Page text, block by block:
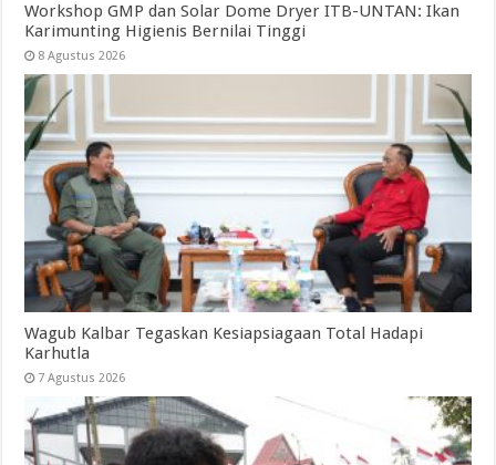
Workshop GMP dan Solar Dome Dryer ITB-UNTAN: Ikan
Karimunting Higienis Bernilai Tinggi
8 Agustus 2026
Wagub Kalbar Tegaskan Kesiapsiagaan Total Hadapi
Karhutla
7 Agustus 2026